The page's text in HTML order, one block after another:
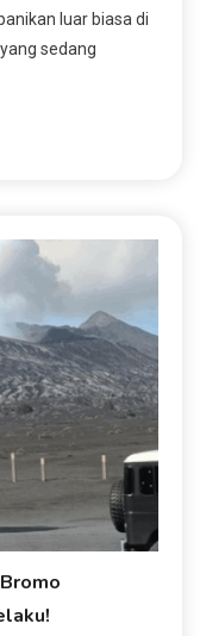
luar biasa di
sedang